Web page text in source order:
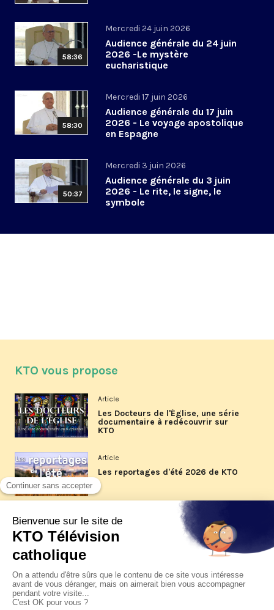
58:36
Mercredi 24 juin 2026
Audience générale du 24 juin
2026 -Le mystère
eucharistique
58:30
Mercredi 17 juin 2026
Audience générale du 17 juin
2026 - Le voyage apostolique
en Espagne
50:37
Mercredi 3 juin 2026
Audience générale du 3 juin
2026 - Le rite, le signe, le
symbole
KTO vous propose
Article
Les Docteurs de l'Église, une série
documentaire à redécouvrir sur
KTO
Article
Les reportages d'été 2026 de KTO
La visite pastorale du pape Léon
XIV à Assise à suivre sur KTO le
Article
Le pape en Uruguay, Argentine et